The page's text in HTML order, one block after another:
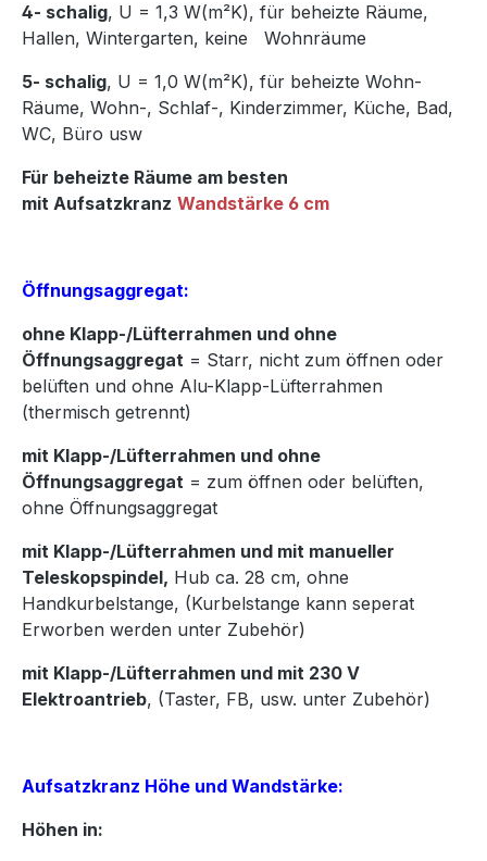
4- schalig, U = 1,3 W(m²K), für beheizte Räume,
Hallen, Wintergarten, keine Wohnräume
5- schalig, U = 1,0 W(m²K), für beheizte Wohn-
Räume, Wohn-, Schlaf-, Kinderzimmer, Küche, Bad,
WC, Büro usw
Für beheizte Räume am besten
mit Aufsatzkranz Wandstärke 6 cm
Öffnungsaggregat:
ohne Klapp-/Lüfterrahmen und ohne
Öffnungsaggregat = Starr, nicht zum öffnen oder
belüften und ohne Alu-Klapp-Lüfterrahmen
(thermisch getrennt)
mit Klapp-/Lüfterrahmen und ohne
Öffnungsaggregat = zum öffnen oder belüften,
ohne Öffnungsaggregat
mit Klapp-/Lüfterrahmen und mit manueller
Teleskopspindel, Hub ca. 28 cm, ohne
Handkurbelstange, (Kurbelstange kann seperat
Erworben werden unter Zubehör)
mit Klapp-/Lüfterrahmen und mit 230 V
Elektroantrieb, (Taster, FB, usw. unter Zubehör)
Aufsatzkranz Höhe und Wandstärke:
Höhen in: